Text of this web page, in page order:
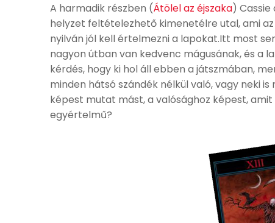
A harmadik részben (Átölel az éjszaka) Cassie
helyzet feltételezhető kimenetélre utal, ami
nyilván jól kell értelmezni a lapokat.Itt most
nagyon útban van kedvenc mágusának, és a
kérdés, hogy ki hol áll ebben a játszmában,
minden hátsó szándék nélkül való, vagy neki
képest mutat mást, a valósághoz képest,
egyértelmű?